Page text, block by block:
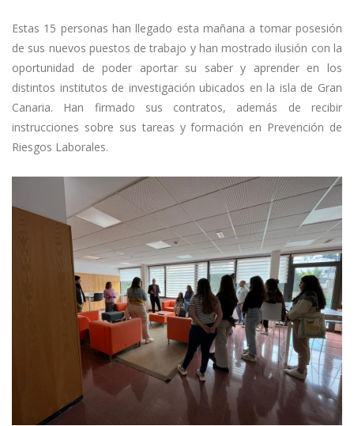
Estas 15 personas han llegado esta mañana a tomar posesión
de sus nuevos puestos de trabajo y han mostrado ilusión con la
oportunidad de poder aportar su saber y aprender en los
distintos institutos de investigación ubicados en la isla de Gran
Canaria. Han firmado sus contratos, además de recibir
instrucciones sobre sus tareas y formación en Prevención de
Riesgos Laborales.